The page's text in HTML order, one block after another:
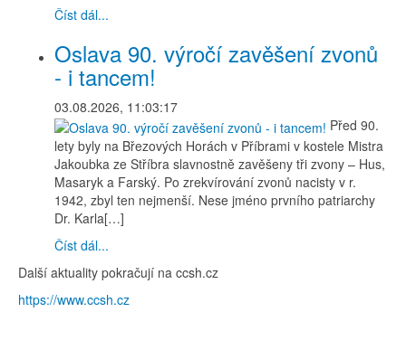
Číst dál...
Oslava 90. výročí zavěšení zvonů
- i tancem!
03.08.2026, 11:03:17
Před 90.
lety byly na Březových Horách v Příbrami v kostele Mistra
Jakoubka ze Stříbra slavnostně zavěšeny tři zvony – Hus,
Masaryk a Farský. Po zrekvírování zvonů nacisty v r.
1942, zbyl ten nejmenší. Nese jméno prvního patriarchy
Dr. Karla[…]
Číst dál...
Další aktuality pokračují na ccsh.cz
https://www.ccsh.cz